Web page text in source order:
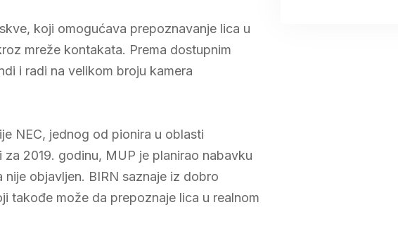
koji omogućava prepoznavanje lica u
mreže kontakata. Prema dostupnim
i radi na velikom broju kamera
NEC, jednog od pionira u oblasti
2019. godinu, MUP je planirao nabavku
objavljen. BIRN saznaje iz dobro
takođe može da prepoznaje lica u realnom